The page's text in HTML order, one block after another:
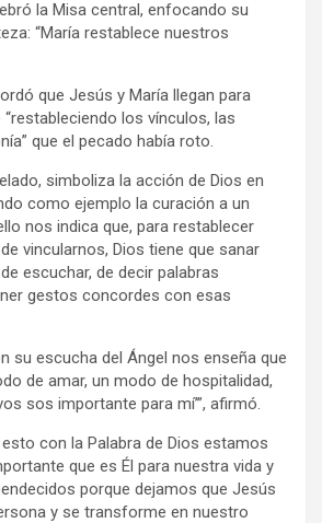
la Misa central, enfocando su
“María restablece nuestros
que Jesús y María llegan para
los vínculos, las
que el pecado había roto.
simboliza la acción de Dios en
como ejemplo la curación a un
nos indica que, para restablecer
vincularnos, Dios tiene que sanar
escuchar, de decir palabras
gestos concordes con esas
su escucha del Ángel nos enseña que
de amar, un modo de hospitalidad,
sos importante para mí’”, afirmó.
con la Palabra de Dios estamos
que es Él para nuestra vida y
porque dejamos que Jesús
y se transforme en nuestro